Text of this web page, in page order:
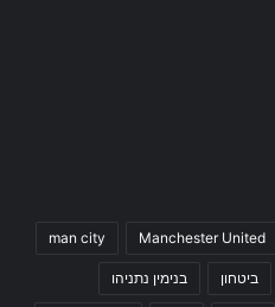
Manchester United
man city
ביטחון בנימין נתניהו